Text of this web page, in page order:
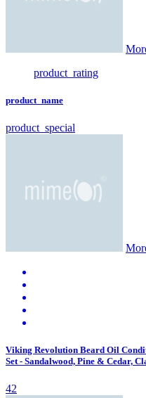
product_rating
product_name
product_special
Viking Revolution Beard Oil
Set - Sandalwood, Pine & Cedar,
42